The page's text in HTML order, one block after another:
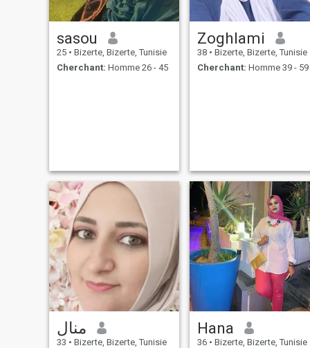
يمشوا مع بعض في نفس
الاتجاه. الجنسية ما تعنيليش،
sasou
25 • Bizerte, Bizerte, Tunisie
Cherchant: Homme 26 - 45
Zoghlami
38 • Bizerte, Bizerte, Tunisie
Cherchant: Homme 39 - 59
منال
33 • Bizerte, Bizerte, Tunisie
Hana
36 • Bizerte, Bizerte, Tunisie